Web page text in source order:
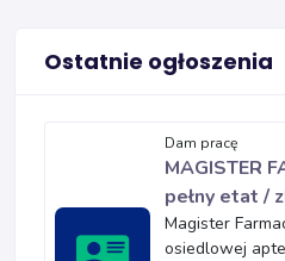
Ostatnie ogłoszenia
Dam pracę
MAGISTER
pełny etat /
Magister
osiedlowej